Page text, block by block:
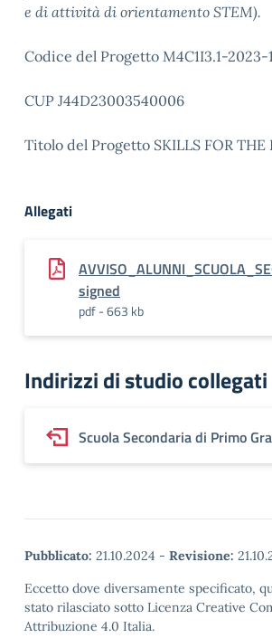
e di attività di orientamento STEM).
Codice del Progetto M4C1I3.1-2023-
CUP J44D23003540006
Titolo del Progetto SKILLS FOR THE
Allegati
signed
pdf - 663 kb
Indirizzi di studio collegati
Scuola Secondaria di Primo
Pubblicato: 21.10.2024 - Revisione:
Eccetto dove diversamente specificato,
stato rilasciato sotto Licenza Creative
Attribuzione 4.0 Italia.